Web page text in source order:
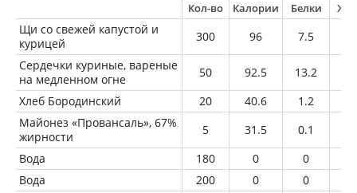
Кол-во Калории Белки
Щи со свежей капустой и
курицей
300 96 7.5
Сердечки куриные, вареные
на медленном огне
50 92.5 13.2
Хлеб Бородинский
20 40.6 1.2
Майонез «Провансаль», 67%
жирности
5 31.5 0.1
Вода
180 0 0
Вода
200 0 0